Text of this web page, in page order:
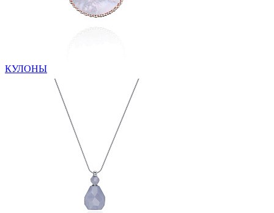
КУЛОНЫ